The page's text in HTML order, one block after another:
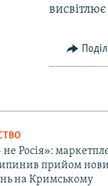
Росія»:
прийом
на Кримському